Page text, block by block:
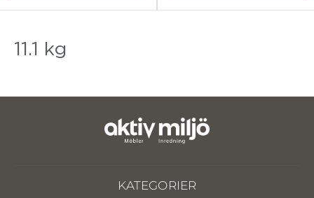
11.1 kg
KATEGORIER